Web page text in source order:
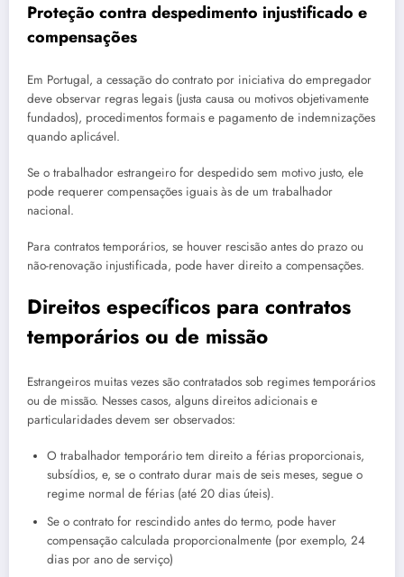
Proteção contra despedimento injustificado e
compensações
Em Portugal, a cessação do contrato por iniciativa do empregador
deve observar regras legais (justa causa ou motivos objetivamente
fundados), procedimentos formais e pagamento de indemnizações
quando aplicável.
Se o trabalhador estrangeiro for despedido sem motivo justo, ele
pode requerer compensações iguais às de um trabalhador
nacional.
Para contratos temporários, se houver rescisão antes do prazo ou
não-renovação injustificada, pode haver direito a compensações.
Direitos específicos para contratos
temporários ou de missão
Estrangeiros muitas vezes são contratados sob regimes temporários
ou de missão. Nesses casos, alguns direitos adicionais e
particularidades devem ser observados:
O trabalhador temporário tem direito a férias proporcionais,
subsídios, e, se o contrato durar mais de seis meses, segue o
regime normal de férias (até 20 dias úteis).
Se o contrato for rescindido antes do termo, pode haver
compensação calculada proporcionalmente (por exemplo, 24
dias por ano de serviço)